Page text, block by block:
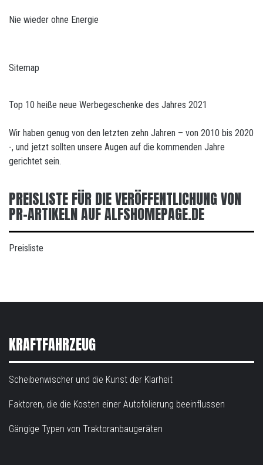
Nie wieder ohne Energie
Sitemap
Top 10 heiße neue Werbegeschenke des Jahres 2021
Wir haben genug von den letzten zehn Jahren – von 2010 bis 2020
-, und jetzt sollten unsere Augen auf die kommenden Jahre
gerichtet sein.
PREISLISTE FÜR DIE VERÖFFENTLICHUNG VON
PR-ARTIKELN AUF ALFSHOMEPAGE.DE
Preisliste
KRAFTFAHRZEUG
Scheibenwischer und die Kunst der Klarheit
Faktoren, die die Kosten einer Autofolierung beeinflussen
Gängige Typen von Traktoranbaugeräten